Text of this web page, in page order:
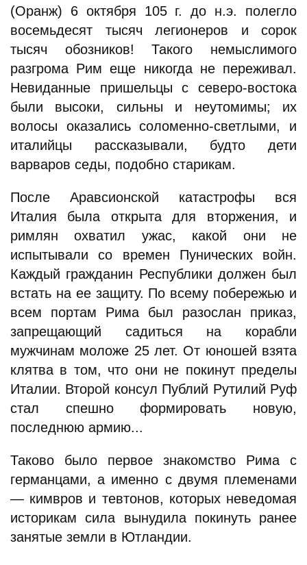
(Оранж) 6 октября 105 г. до н.э. полегло
восемьдесят тысяч легионеров и сорок
тысяч обозников! Такого немыслимого
разгрома Рим еще никогда не переживал.
Невиданные пришельцы с северо-востока
были высоки, сильны и неутомимы; их
волосы оказались соломенно-светлыми, и
италийцы рассказывали, будто дети
варваров седы, подобно старикам.
После Аравсионской катастрофы вся
Италия была открыта для вторжения, и
римлян охватил ужас, какой они не
испытывали со времен Пунических войн.
Каждый гражданин Республики должен был
встать на ее защиту. По всему побережью и
всем портам Рима был разослан приказ,
запрещающий садиться на корабли
мужчинам моложе 25 лет. От юношей взята
клятва в том, что они не покинут пределы
Италии. Второй консул Публий Рутилий Руф
стал спешно формировать новую,
последнюю армию...
Таково было первое знакомство Рима с
германцами, а именно с двумя племенами
— кимвров и тевтонов, которых неведомая
историкам сила вынудила покинуть ранее
занятые земли в Ютландии.